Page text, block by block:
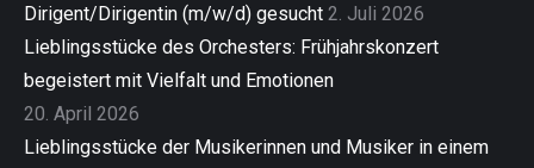
Dirigent/Dirigentin (m/w/d) gesucht 2. Juli 2026
Lieblingsstücke des Orchesters: Frühjahrskonzert
begeistert mit Vielfalt und Emotionen
20. April 2026
Lieblingsstücke der Musikerinnen und Musiker in einem